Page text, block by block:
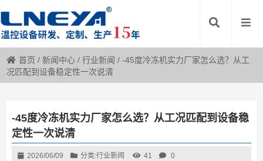
首页 /新闻中心 /行业新闻 /-45度冷冻机实力厂家怎么选？从工
况匹配到设备稳定性一次说清
-45度冷冻机实力厂家怎么选？从工况匹配到设备稳
定性一次说清
2026/06/09 分类:行业新闻 41 0